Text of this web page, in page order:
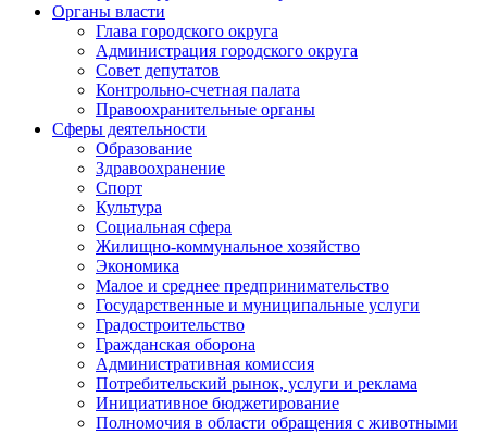
Органы власти
Глава городского округа
Администрация городcкого округа
Совет депутатов
Контрольно-счетная палата
Правоохранительные органы
Сферы деятельности
Образование
Здравоохранение
Спорт
Культура
Социальная сфера
Жилищно-коммунальное хозяйство
Экономика
Малое и среднее предпринимательство
Государственные и муниципальные услуги
Градостроительство
Гражданская оборона
Административная комиссия
Потребительский рынок, услуги и реклама
Инициативное бюджетирование
Полномочия в области обращения с животными